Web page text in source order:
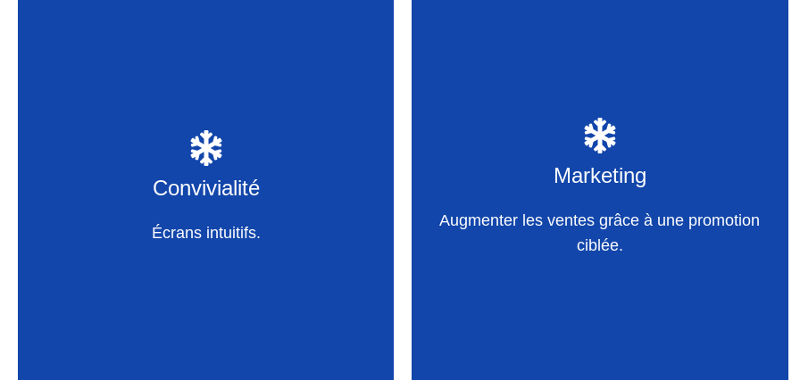
Convivialité
Écrans intuitifs.
Une navigation claire Marketing
Augmenter les ventes grâce à une promotion
ciblée.
Influences saisonnières, tendances
auprès des clients